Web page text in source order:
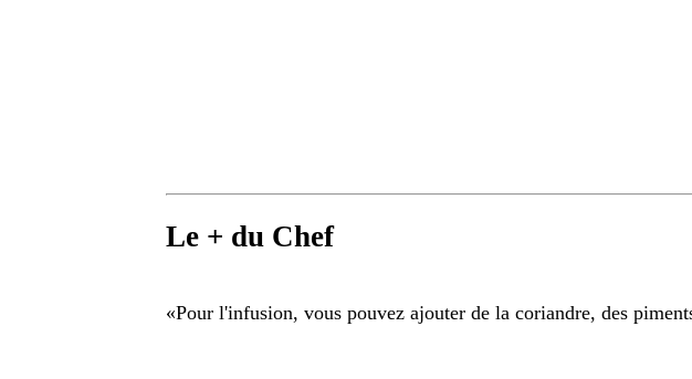
Le + du Chef
«Pour l'infusion, vous pouvez ajouter de la coriandre, des